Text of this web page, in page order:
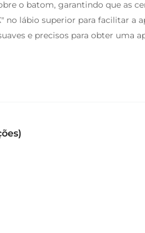
o batom, garantindo que as
no lábio superior para facilitar
e precisos para obter uma